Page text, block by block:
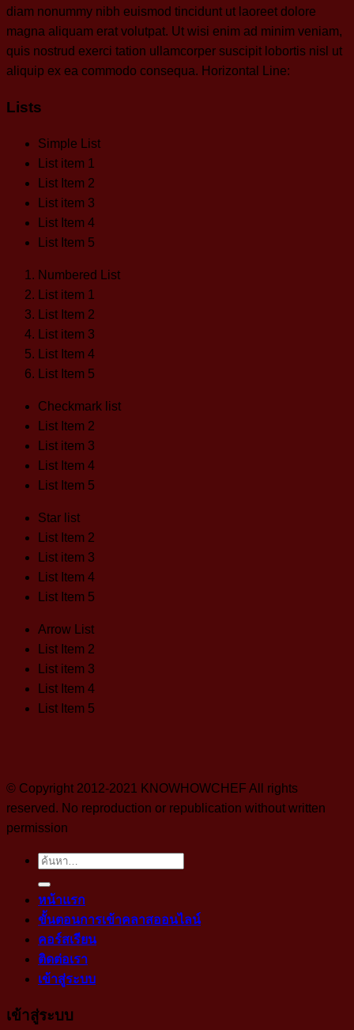
diam nonummy nibh euismod tincidunt ut laoreet dolore
magna aliquam erat volutpat. Ut wisi enim ad minim veniam,
quis nostrud exerci tation ullamcorper suscipit lobortis nisl ut
aliquip ex ea commodo consequa. Horizontal Line:
Lists
Simple List
List item 1
List Item 2
List item 3
List Item 4
List Item 5
Numbered List
List item 1
List Item 2
List item 3
List Item 4
List Item 5
Checkmark list
List Item 2
List item 3
List Item 4
List Item 5
Star list
List Item 2
List item 3
List Item 4
List Item 5
Arrow List
List Item 2
List item 3
List Item 4
List Item 5
© Copyright 2012-2021 KNOWHOWCHEF All rights
reserved. No reproduction or republication without written
permission
ค้นหา:
หน้าแรก
ขั้นตอนการเข้าคลาสออนไลน์
คอร์สเรียน
ติดต่อเรา
เข้าสู่ระบบ
เข้าสู่ระบบ